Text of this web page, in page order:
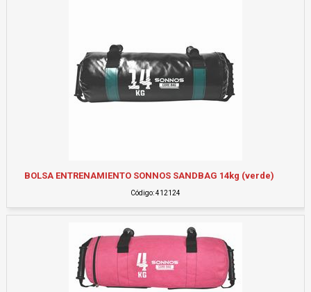
BOLSA ENTRENAMIENTO SONNOS SANDBAG 14kg (verde)
Código: 412124